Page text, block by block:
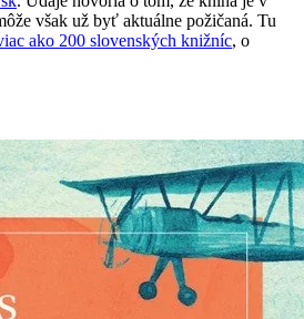
však už byť aktuálne požičaná. Tu
ako 200 slovenských knižníc, o